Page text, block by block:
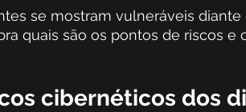
se mostram vulneráveis
quais são os pontos de riscos e
cibernéticos dos